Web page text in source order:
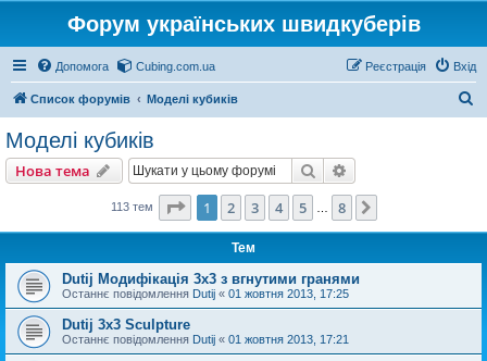
Форум українських швидкуберів
Допомога Cubing.com.ua Вхід
Реєстрація
Список форумів Моделі кубиків
Моделі кубиків
Нова тема Пошук
113 тем Сторінка1 8
1 2 3 4 5 8
Тем
Dutij Модифікація 3х3 з вгнутими гранями
Останнє повідомлення Dutij « 01 жовтня 2013, 17:25
Dutij 3x3 Sculpture
Останнє повідомлення Dutij « 01 жовтня 2013, 17:21